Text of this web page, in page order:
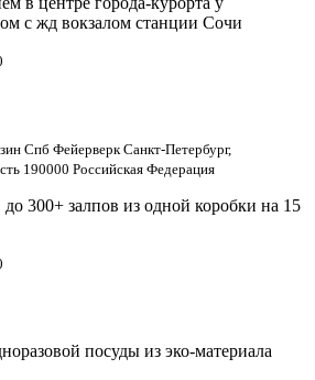
с жд вокзалом станции Сочи
Спб Фейерверк Санкт-Петербург,
190000 Российская Федерация
до 300+ залпов из одной коробки на 15
посуды из эко-материала